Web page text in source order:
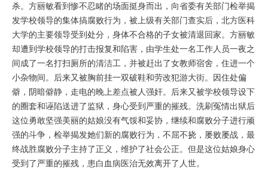
杀。方丽敏看到惨不忍睹的场面挺身而出，向省委有关部门检举揭
发学校领导的集体搞腐败行为，被上级有关部门查实后，北方医科
大学的主要领导受到处分，身体不合格的子女被清退回家。方丽敏
却遭到学校领导的打击报复和陷害，由学生处一名工作人员一夜之
间成了一名打扫厕所的清洁工，并被赶出了女教师宿舍，住进一个
小杂物间。后来又被胸前挂一双破鞋和劳改犯游大街。因住处偏
僻，阴暗僻静，走电的晚上差点被人强奸。后来又被学校领导设下
的圈套和诬陷送进了监狱，身心受到严重的摧残。洗刷冤情出狱后
这位勇敢坚强美丽的姑娘没有气馁和妥协，继续和腐败分子进行顽
强的斗争，检举揭发她们新的腐败行为，不屈不挠，屡败屡战，最
终战胜腐败分子主持了正义，维护了社会公正。但是这位姑娘身心
受到了严重的摧残，患白血病医治无效离开了人世。